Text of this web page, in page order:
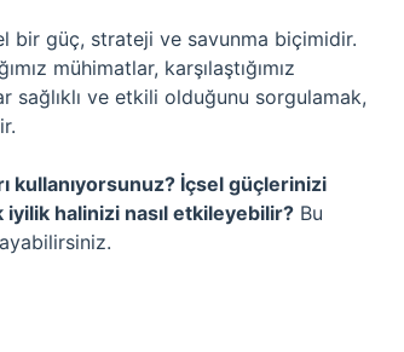
bir güç, strateji ve savunma biçimidir.
mühimatlar, karşılaştığımız
sağlıklı ve etkili olduğunu sorgulamak,
kullanıyorsunuz? İçsel güçlerinizi
iyilik halinizi nasıl etkileyebilir? Bu